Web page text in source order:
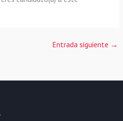
Entrada siguiente →